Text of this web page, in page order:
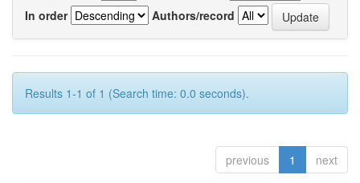
In order
Authors/record
Results 1-1 of 1 (Search time: 0.0 seconds).
previous 1 next